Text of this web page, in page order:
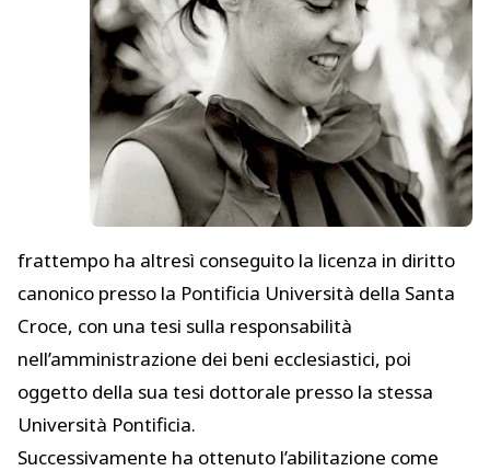
frattempo ha altresì conseguito la licenza in diritto
canonico presso la Pontificia Università della Santa
Croce, con una tesi sulla responsabilità
nell’amministrazione dei beni ecclesiastici, poi
oggetto della sua tesi dottorale presso la stessa
Università Pontificia.
Successivamente ha ottenuto l’abilitazione come